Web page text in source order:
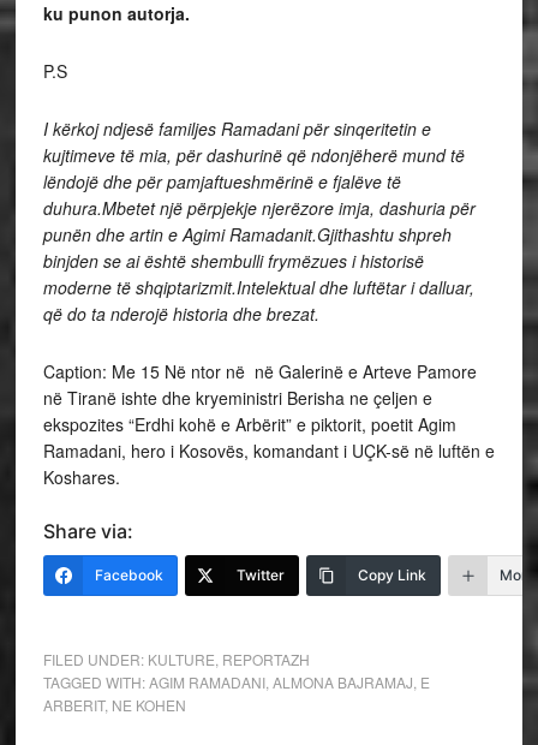
ku punon autorja.
P.S
I kërkoj ndjesë familjes Ramadani për sinqeritetin e
kujtimeve të mia, për dashurinë që ndonjëherë mund të
lëndojë dhe për pamjaftueshmërinë e fjalëve të
duhura.Mbetet një përpjekje njerëzore imja, dashuria për
punën dhe artin e Agimi Ramadanit.Gjithashtu shpreh
binjden se ai është shembulli frymëzues i historisë
moderne të shqiptarizmit.Intelektual dhe luftëtar i dalluar,
që do ta nderojë historia dhe brezat.
Caption: Me 15 Në ntor në në Galerinë e Arteve Pamore
në Tiranë ishte dhe kryeministri Berisha ne çeljen e
ekspozites “Erdhi kohë e Arbërit” e piktorit, poetit Agim
Ramadani, hero i Kosovës, komandant i UÇK-së në luftën e
Koshares.
Share via:
Facebook Twitter Copy Link More
FILED UNDER: KULTURE REPORTAZH
TAGGED WITH:AGIM RAMADANI, ALMONA BAJRAMAJ E
ARBERIT, NE KOHEN